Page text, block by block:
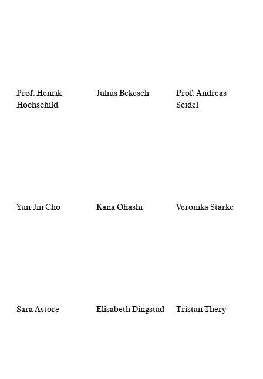
Prof. Henrik
Hochschild
Julius Bekesch
Prof. Andreas
Seidel
Yun-Jin Cho Kana Ohashi Veronika Starke
Sara Astore Elisabeth Dingstad Tristan Thery